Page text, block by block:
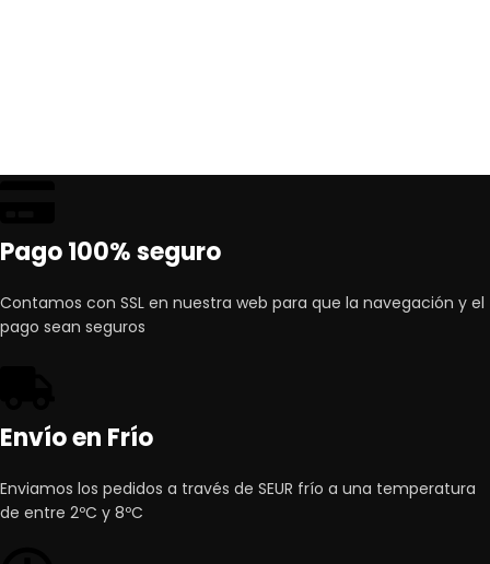
Pago 100% seguro
Contamos con SSL en nuestra web para que la navegación y el
pago sean seguros
Envío en Frío
Enviamos los pedidos a través de SEUR frío a una temperatura
de entre 2ºC y 8ºC